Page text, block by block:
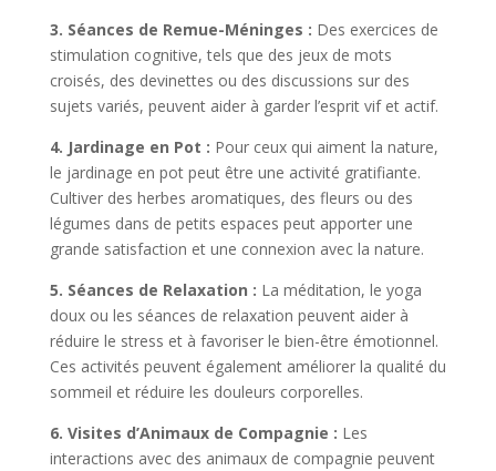
3. Séances de Remue-Méninges : Des exercices de
stimulation cognitive, tels que des jeux de mots
croisés, des devinettes ou des discussions sur des
sujets variés, peuvent aider à garder l’esprit vif et actif.
4. Jardinage en Pot : Pour ceux qui aiment la nature,
le jardinage en pot peut être une activité gratifiante.
Cultiver des herbes aromatiques, des fleurs ou des
légumes dans de petits espaces peut apporter une
grande satisfaction et une connexion avec la nature.
5. Séances de Relaxation : La méditation, le yoga
doux ou les séances de relaxation peuvent aider à
réduire le stress et à favoriser le bien-être émotionnel.
Ces activités peuvent également améliorer la qualité du
sommeil et réduire les douleurs corporelles.
6. Visites d’Animaux de Compagnie : Les
interactions avec des animaux de compagnie peuvent